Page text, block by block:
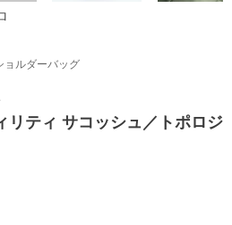
ョルダーバッグ
リティ サコッシュ／トポロジ